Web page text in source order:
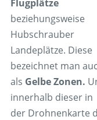
Flugplätze
beziehungsweise
Hubschrauber
Landeplätze. Diese
bezeichnet man
als Gelbe Zonen.
innerhalb dieser in
der Drohnenkarte